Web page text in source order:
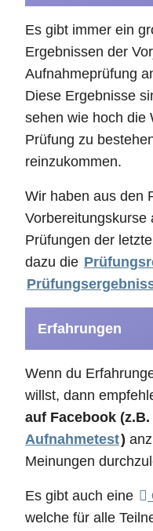
Es gibt immer ein
Ergebnissen der
Aufnahmeprüfung
Diese Ergebnisse
sehen wie hoch die
Prüfung zu
reinzukommen.
Wir haben aus den
Vorbereitungskurse
Prüfungen der
dazu die
Erfahrungen
Wenn du
willst, dann
auf Facebook (z.B.
Aufnahmetest)
Meinungen
Es gibt auch eine
welche für alle